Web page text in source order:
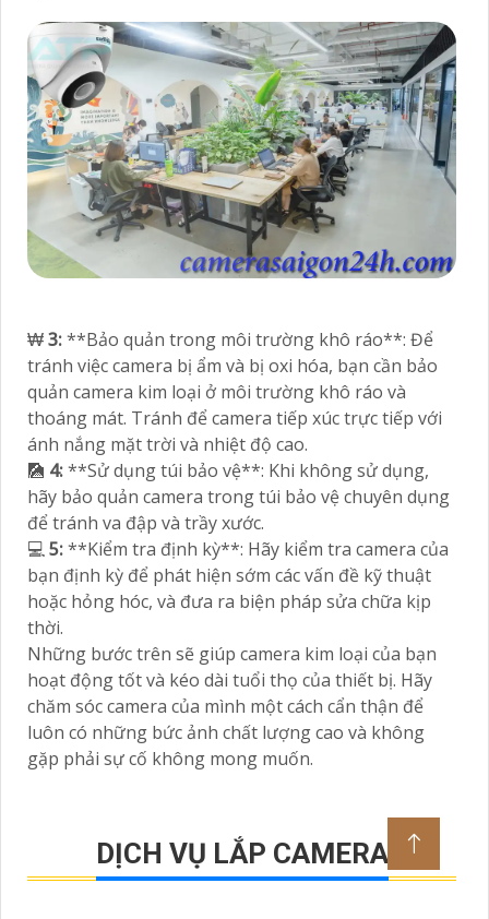
₩3:**Bảo quản trong môi trường khô ráo**: Để
tránh việc camera bị ẩm và bị oxi hóa, bạn cần bảo
quản camera kim loại ở môi trường khô ráo và
thoáng mát. Tránh để camera tiếp xúc trực tiếp với
ánh nắng mặt trời và nhiệt độ cao.
🎑 4:**Sử dụng túi bảo vệ**: Khi không sử dụng,
hãy bảo quản camera trong túi bảo vệ chuyên dụng
để tránh va đập và trầy xước.
💻5:**Kiểm tra định kỳ**: Hãy kiểm tra camera của
bạn định kỳ để phát hiện sớm các vấn đề kỹ thuật
hoặc hỏng hóc, và đưa ra biện pháp sửa chữa kịp
thời.
Những bước trên sẽ giúp camera kim loại của bạn
hoạt động tốt và kéo dài tuổi thọ của thiết bị. Hãy
chăm sóc camera của mình một cách cẩn thận để
luôn có những bức ảnh chất lượng cao và không
gặp phải sự cố không mong muốn.
DỊCH VỤ LẮP CAMERA